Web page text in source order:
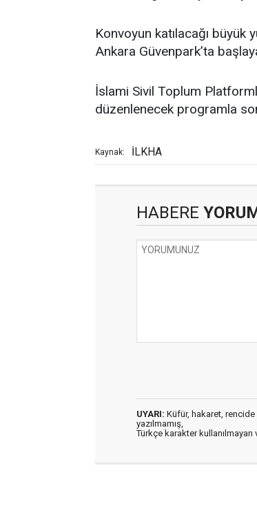
Konvoyun katılacağı
Ankara Güvenpark’ta
İslami Sivil Toplum
düzenlenecek programla
Kaynak: İLKHA
HABERE
UYARI: Küfür, hakaret, rencide
yazılmamış,
Türkçe karakter kullanılmayan